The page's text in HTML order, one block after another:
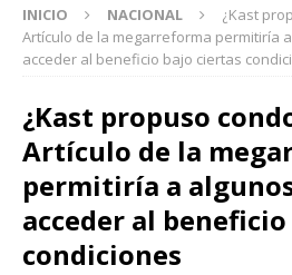
INICIO NACIONAL
¿Kast
Artículo de la megarreforma permitiría
acceder al beneficio bajo ciertas
¿Kast propuso
Artículo de la
permitiría a
acceder al
condiciones